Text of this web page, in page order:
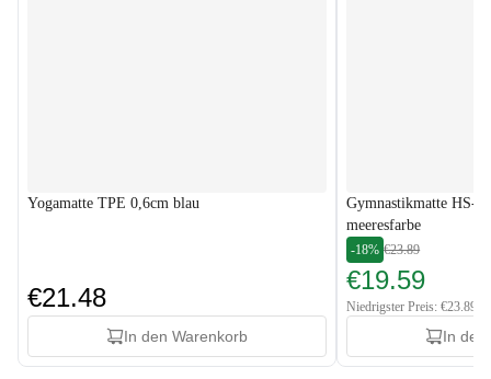
Yogamatte TPE 0,6cm blau
€21.48
In den Warenkorb
Gymnastikmatte HS-
meeresfarbe
-18% €23.89
€19.59
Niedrigster Preis: €23.89
In den